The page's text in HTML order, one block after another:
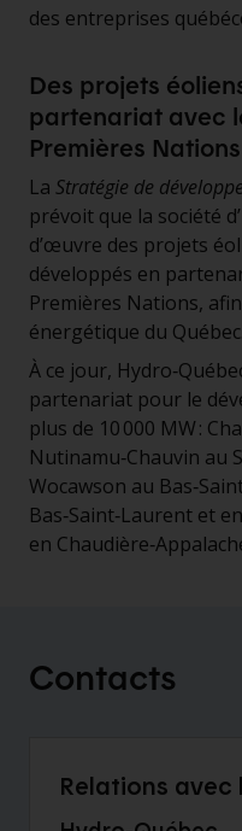
des entreprises
Des projets
partenariat avec
Premières Nations
La Stratégie de
prévoit que la société
d’œuvre des projets
développés en
Premières Nations,
énergétique du Québec.
À ce jour,
partenariat pour le
plus de 10 000 MW :
Nutinamu‑Chauvin au
Wocawson au
Bas‑Saint‑Laurent et
en
Contacts
Relations avec